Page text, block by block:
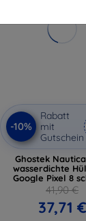
-10%
Rabatt
mit
Gutschein
Ghostek
wasserdichte
Google Pixel 8
41,90 €
37,71 €